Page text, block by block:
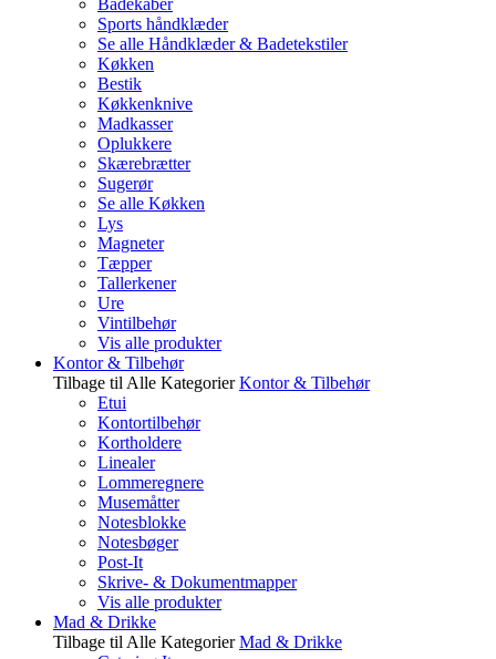
Badekåber
Sports håndklæder
Se alle Håndklæder & Badetekstiler
Køkken
Bestik
Køkkenknive
Madkasser
Oplukkere
Skærebrætter
Sugerør
Se alle Køkken
Lys
Magneter
Tæpper
Tallerkener
Ure
Vintilbehør
Vis alle produkter
Kontor & Tilbehør
Tilbage til Alle Kategorier Kontor & Tilbehør
Etui
Kontortilbehør
Kortholdere
Linealer
Lommeregnere
Musemåtter
Notesblokke
Notesbøger
Post-It
Skrive- & Dokumentmapper
Vis alle produkter
Mad & Drikke
Tilbage til Alle Kategorier Mad & Drikke